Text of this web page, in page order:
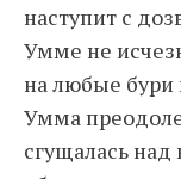
наступит с
Умме не
на любые
Умма
сгущалась над